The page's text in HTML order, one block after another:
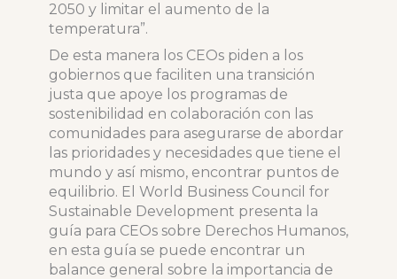
2050 y limitar el aumento de la
temperatura”.
De esta manera los CEOs piden a los
gobiernos que faciliten una transición
justa que apoye los programas de
sostenibilidad en colaboración con las
comunidades para asegurarse de abordar
las prioridades y necesidades que tiene el
mundo y así mismo, encontrar puntos de
equilibrio. El World Business Council for
Sustainable Development presenta la
guía para CEOs sobre Derechos Humanos,
en esta guía se puede encontrar un
balance general sobre la importancia de